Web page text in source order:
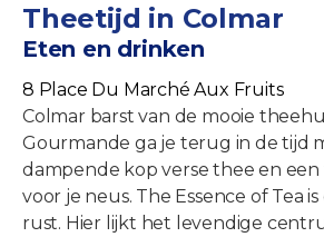
Theetijd in Colmar
Eten en drinken
8 Place Du Marché Aux Fruits
Colmar barst van de mooie
Gourmande ga je terug in de tijd
dampende kop verse thee en
voor je neus. The Essence of Tea
rust. Hier lijkt het levendige